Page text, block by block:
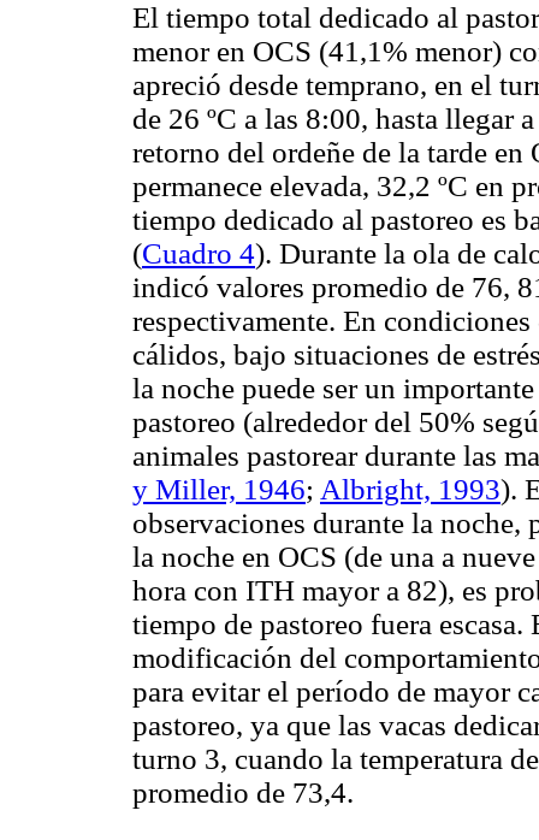
El tiempo total dedicado al
menor en OCS (41,1% menor)
apreció desde temprano, en el
de 26 ºC a las 8:00, hasta llegar
retorno del ordeñe de la tarde
permanece elevada, 32,2 ºC en
tiempo dedicado al pastoreo es
(Cuadro 4). Durante la ola de
indicó valores promedio de 76,
respectivamente. En
cálidos, bajo situaciones de
la noche puede ser un
pastoreo (alrededor del 50%
animales pastorear durante las
y Miller, 1946; Albright, 1993).
observaciones durante la
la noche en OCS (de una a
hora con ITH mayor a 82), es
tiempo de pastoreo fuera
modificación del
para evitar el período de mayor
pastoreo, ya que las vacas
turno 3, cuando la temperatura
promedio de 73,4.